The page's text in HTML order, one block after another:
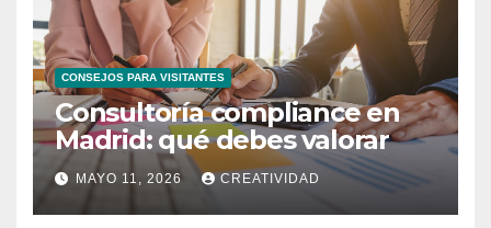
CONSEJOS PARA VISITANTES
Consultoría compliance en
Madrid: qué debes valorar
MAYO 11, 2026 CREATIVIDAD